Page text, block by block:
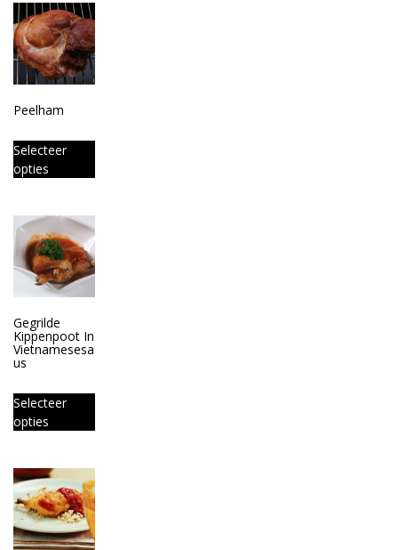
Peelham
Selecteer
opties
Gegrilde
Kippenpoot In
Vietnamesesa
us
Selecteer
opties